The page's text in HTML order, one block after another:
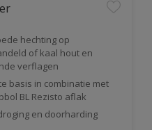
hechting op
of kaal hout en
verflagen
basis in combinatie met
BL Rezisto aflak
en doorharding